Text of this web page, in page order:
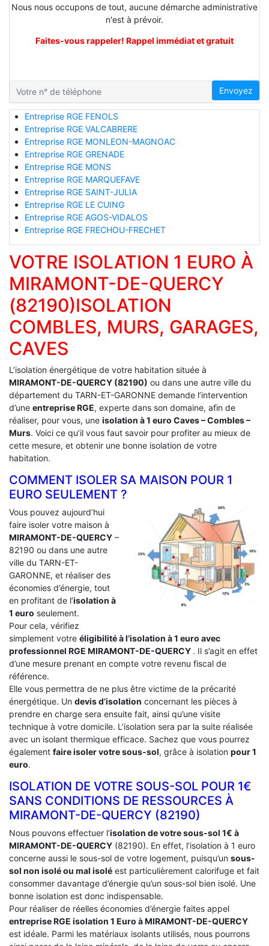
Nous nous occupons de tout, aucune démarche administrative
n'est à prévoir.
Faites-vous rappeler! Rappel immédiat et gratuit
Envoyez
Entreprise RGE FENOLS
Entreprise RGE VALCABRERE
Entreprise RGE MONLEON-MAGNOAC
Entreprise RGE GRENADE
Entreprise RGE MONS
Entreprise RGE MARQUEFAVE
Entreprise RGE SAINT-JULIA
Entreprise RGE LE CUING
Entreprise RGE AGOS-VIDALOS
Entreprise RGE FRECHOU-FRECHET
VOTRE ISOLATION 1 EURO À
MIRAMONT-DE-QUERCY
(82190)ISOLATION
COMBLES, MURS, GARAGES,
CAVES
L’isolation énergétique de votre habitation située à
MIRAMONT-DE-QUERCY (82190) ou dans une autre ville du
département du TARN-ET-GARONNE demande l’intervention
d’une entreprise RGE, experte dans son domaine, afin de
réaliser, pour vous, une isolation à 1 euro Caves – Combles –
Murs. Voici ce qu’il vous faut savoir pour profiter au mieux de
cette mesure, et obtenir une bonne isolation de votre
habitation.
COMMENT ISOLER SA MAISON POUR 1
EURO SEULEMENT ?
Vous pouvez aujourd’hui
faire isoler votre maison à
MIRAMONT-DE-QUERCY –
82190 ou dans une autre
ville du TARN-ET-
GARONNE, et réaliser des
économies d’énergie, tout
en profitant de l’isolation à
1 euro seulement.
Pour cela, vérifiez
simplement votre éligibilité à l’isolation à 1 euro avec
professionnel RGE MIRAMONT-DE-QUERCY . Il s’agit en effet
d’une mesure prenant en compte votre revenu fiscal de
référence.
Elle vous permettra de ne plus être victime de la précarité
énergétique. Un devis d’isolation concernant les pièces à
prendre en charge sera ensuite fait, ainsi qu’une visite
technique à votre domicile. L’isolation sera par la suite réalisée
avec un isolant thermique efficace. Sachez que vous pourrez
également faire isoler votre sous-sol, grâce à isolation pour 1
euro.
ISOLATION DE VOTRE SOUS-SOL POUR 1€
SANS CONDITIONS DE RESSOURCES À
‎MIRAMONT-DE-QUERCY (82190)
Nous pouvons effectuer l’isolation de votre sous-sol 1€ à
MIRAMONT-DE-QUERCY (82190). En effet, l’isolation à 1 euro
concerne aussi le sous-sol de votre logement, puisqu’un sous-
sol non isolé ou mal isolé est particulièrement calorifuge et fait
consommer davantage d’énergie qu’un sous-sol bien isolé. Une
bonne isolation est donc indispensable.
Pour réaliser de réelles économies d’énergie faites appel
entreprise RGE isolation 1 Euro à MIRAMONT-DE-QUERCY
est idéale. Parmi les matériaux isolants utilisés, nous pourrons